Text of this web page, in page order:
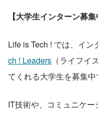
【大学生インターン募集
Life is Tech ! では、イ
ch ! Leaders （ライフイ
てくれる大学生を募集中
IT技術や、コミュニケ